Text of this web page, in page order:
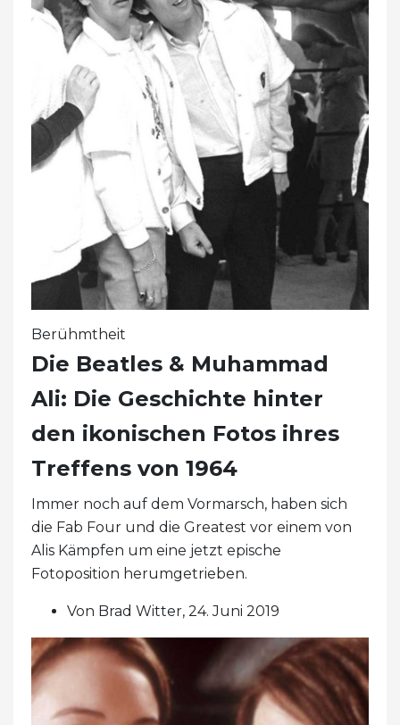
Berühmtheit
Die Beatles & Muhammad
Ali: Die Geschichte hinter
den ikonischen Fotos ihres
Treffens von 1964
Immer noch auf dem Vormarsch, haben sich
die Fab Four und die Greatest vor einem von
Alis Kämpfen um eine jetzt epische
Fotoposition herumgetrieben.
Von Brad Witter, 24. Juni 2019